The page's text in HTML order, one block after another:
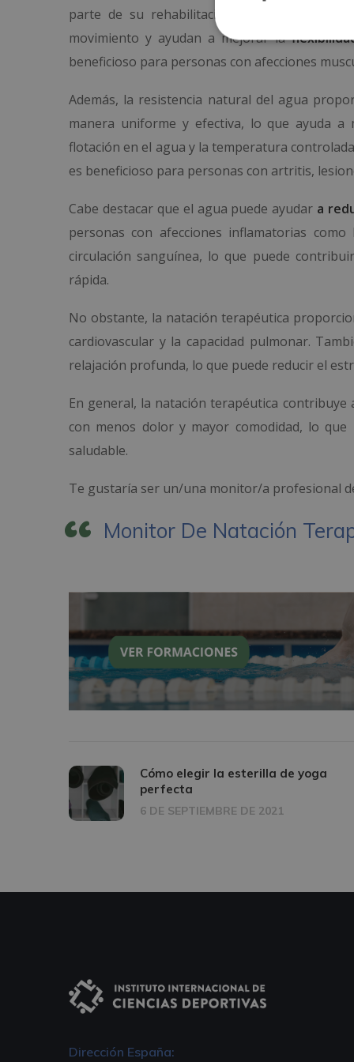
parte de su rehabilitación o cuidado de la
movimiento y ayudan a mejorar la
beneficioso para personas con afecciones
Además, la resistencia natural del agua
manera uniforme y efectiva, lo que ayuda a
flotación en el agua y la temperatura
es beneficioso para personas con artritis,
Cabe destacar que el agua puede ayudar a
personas con afecciones inflamatorias
circulación sanguínea, lo que puede
rápida.
No obstante, la natación terapéutica
cardiovascular y la capacidad pulmonar.
relajación profunda, lo que puede reducir el
En general, la natación terapéutica
con menos dolor y mayor comodidad, lo
saludable.
Te gustaría ser un/una monitor/a profesional
Monitor De Natación
Cómo elegir la esterilla de yoga
perfecta
6 DE SEPTIEMBRE DE 2021
Dirección España: